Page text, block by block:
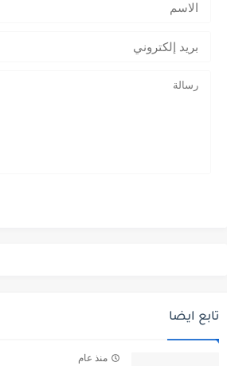
تابع ايضا
منذ عام